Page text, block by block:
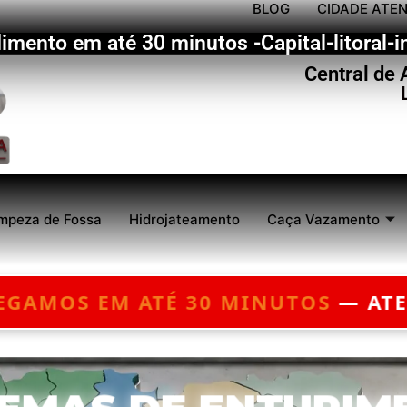
BLOG CIDADE
em até 30 minutos -Capital-litoral-
Central de
de Fossa Hidrojateamento Caça Vazamento
24 HORAS —